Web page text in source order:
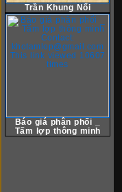
Trần Khung Nổi
Báo giá phân phối _
Tấm lợp thông minh